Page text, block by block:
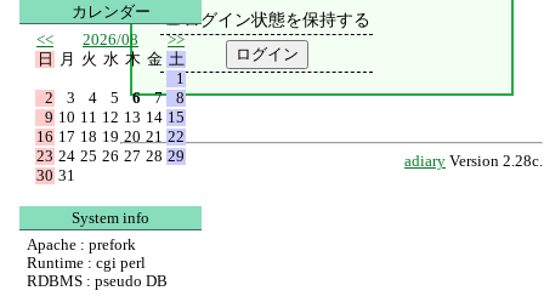
ログイン状態を保持する
adiary Version 2.28c.
カレンダー
<<
2026/08
>>
日
月 火 水 木 金 土
1
2
3 4 5 6 7
8
9 10 11 12 13 14 15
16 17 18 19 20 21 22
23 24 25 26 27 28 29
30 31
System info
Apache : prefork
Runtime : cgi perl
RDBMS : pseudo DB